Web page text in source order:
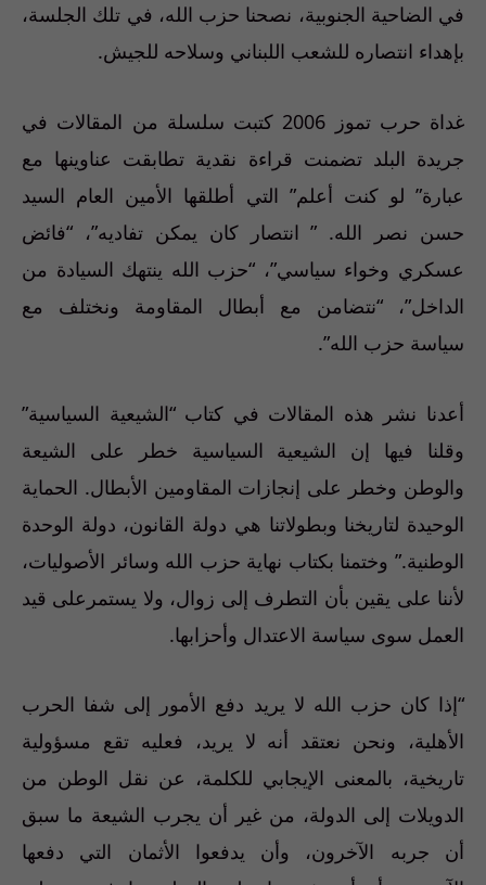
في الضاحية الجنوبية، نصحنا حزب الله، في تلك الجلسة،
بإهداء انتصاره للشعب اللبناني وسلاحه للجيش.
غداة حرب تموز 2006 كتبت سلسلة من المقالات في
جريدة البلد تضمنت قراءة نقدية تطابقت عناوينها مع
عبارة” لو كنت أعلم” التي أطلقها الأمين العام السيد
حسن نصر الله. ” انتصار كان يمكن تفاديه”، “فائض
عسكري وخواء سياسي”، “حزب الله ينتهك السيادة من
الداخل”، “نتضامن مع أبطال المقاومة ونختلف مع
سياسة حزب الله”.
أعدنا نشر هذه المقالات في كتاب “الشيعية السياسية”
وقلنا فيها إن الشيعية السياسية خطر على الشيعة
والوطن وخطر على إنجازات المقاومين الأبطال. الحماية
الوحيدة لتاريخنا وبطولاتنا هي دولة القانون، دولة الوحدة
الوطنية.” وختمنا بكتاب نهاية حزب الله وسائر الأصوليات،
لأننا على يقين بأن التطرف إلى زوال، ولا يستمرعلى قيد
العمل سوى سياسة الاعتدال وأحزابها.
“إذا كان حزب الله لا يريد دفع الأمور إلى شفا الحرب
الأهلية، ونحن نعتقد أنه لا يريد، فعليه تقع مسؤولية
تاريخية، بالمعنى الإيجابي للكلمة، عن نقل الوطن من
الدويلات إلى الدولة، من غير أن يجرب الشيعة ما سبق
أن جربه الآخرون، وأن يدفعوا الأثمان التي دفعها